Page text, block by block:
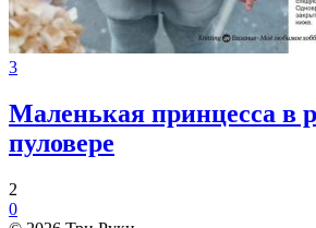
3
Маленькая принцесса в
пуловере
2
0